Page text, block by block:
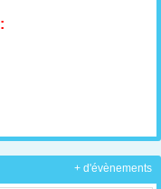
+ d'évènements